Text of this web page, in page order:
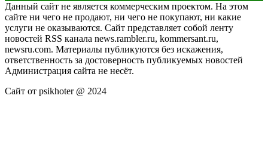
Данный сайт не является коммерческим проектом. На этом
сайте ни чего не продают, ни чего не покупают, ни какие
услуги не оказываются. Сайт представляет собой ленту
новостей RSS канала news.rambler.ru, kommersant.ru,
newsru.com. Материалы публикуются без искажения,
ответственность за достоверность публикуемых новостей
Администрация сайта не несёт.
Сайт от psikhoter @ 2024